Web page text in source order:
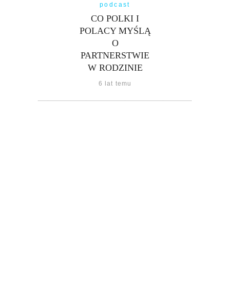
podcast
CO POLKI I
POLACY MYŚLĄ
O
PARTNERSTWIE
W RODZINIE
6 lat temu